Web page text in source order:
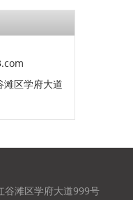
滩区学府大道
谷滩区学府大道999号